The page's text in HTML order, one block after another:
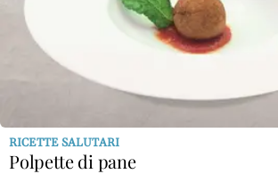
RICETTE SALUTARI
Polpette di pane